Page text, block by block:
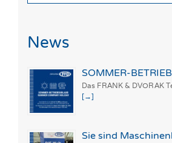
nach:
News
SOMMER-
Das FRANK & DVORAK
[→]
Sie sind